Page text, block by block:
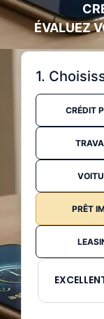
ÉVALUEZ
1.
CRÉDIT
PRÊT